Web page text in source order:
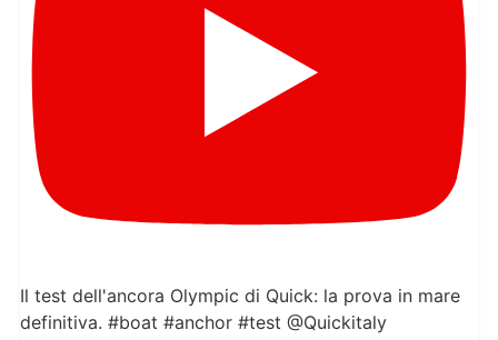
Il test dell'ancora Olympic di Quick: la prova in mare
definitiva. #boat #anchor #test @Quickitaly​